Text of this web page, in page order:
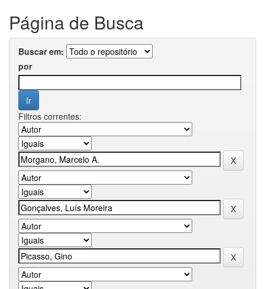
Página de Busca
Buscar em:
por
Filtros correntes: